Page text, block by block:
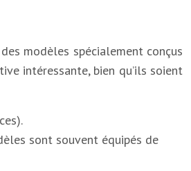
modèles spécialement conçus
intéressante, bien qu’ils soient
sont souvent équipés de